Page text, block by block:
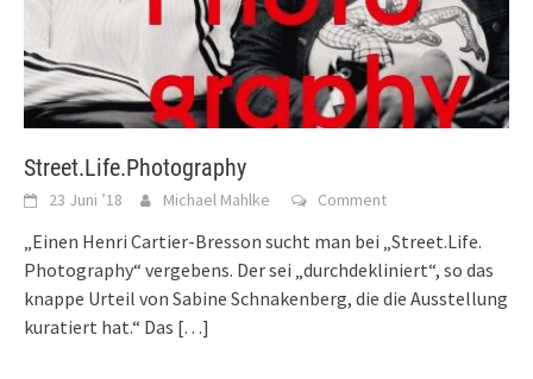
Street.Life.Photography
23 Juni ’18 Michael Mahlke Comment
„Einen Henri Cartier-Bresson sucht man bei „Street.Life.
Photography“ vergebens. Der sei „durchdekliniert“, so das
knappe Urteil von Sabine Schnakenberg, die die Ausstellung
kuratiert hat.“ Das […]